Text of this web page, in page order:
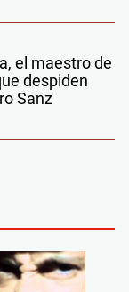
el maestro de
despiden
Sanz